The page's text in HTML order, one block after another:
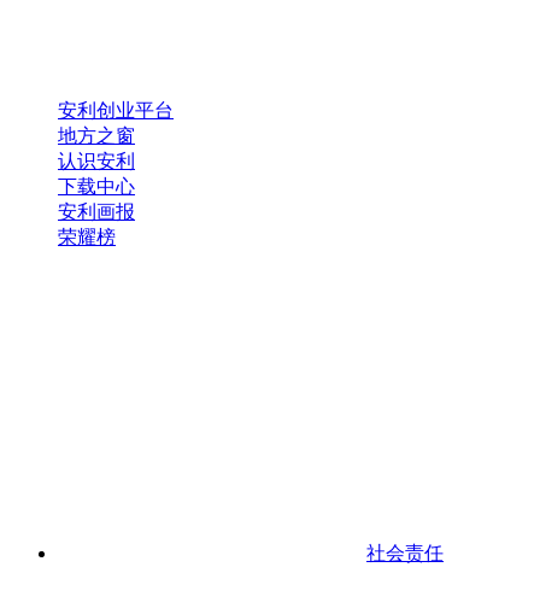
安利创业平台
地方之窗
认识安利
下载中心
安利画报
荣耀榜
社会责任